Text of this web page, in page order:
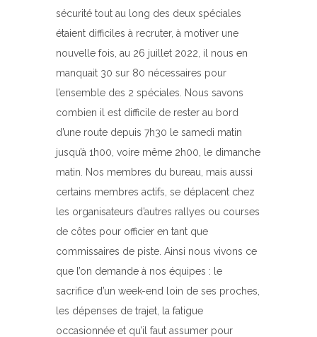
sécurité tout au long des deux spéciales
étaient difficiles à recruter, à motiver une
nouvelle fois, au 26 juillet 2022, il nous en
manquait 30 sur 80 nécessaires pour
l’ensemble des 2 spéciales. Nous savons
combien il est difficile de rester au bord
d’une route depuis 7h30 le samedi matin
jusqu’à 1h00, voire même 2h00, le dimanche
matin. Nos membres du bureau, mais aussi
certains membres actifs, se déplacent chez
les organisateurs d’autres rallyes ou courses
de côtes pour officier en tant que
commissaires de piste. Ainsi nous vivons ce
que l’on demande à nos équipes : le
sacrifice d’un week-end loin de ses proches,
les dépenses de trajet, la fatigue
occasionnée et qu’il faut assumer pour